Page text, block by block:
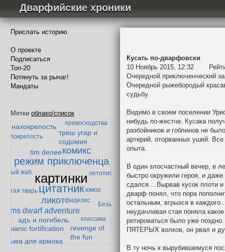
Дварфийские хроники
Прислать историю
О проекте
Подписаться
Топ-20
Потянуть за рычаг!
Мандаты
Метки облако/список
картинки
цитатник
режим приключенца
ликот
комикс
ms dwarf adventure
треш угар и
содомия
tim denee
адъ и погибель
revenge of
the fun
fortification
для армока
монахокрепость
фиделис
классика
теория
превосходства
дварф-параноик
гоблокрепость
юмор
летопись
тварь
жаб
Безымянный
Кусать по-дварфовски
10 Ноябрь 2015, 12:32
Очередной приключенческий
Очередной рыжебородый
судьбу.
Видимо в своем поселении
нибудь по-жестче. Кусака
разбойников и гоблинов не
артерий, оторванных ушей.
опыта.
В один злосчастный вечер, в
быстро окружили героя, и
сдался... Вырвав кусок плоти
дварф понял, что пора
остальным, вгрызся в
неудачливая стая поняла
ретироваться было уже
ПЯТЕРЫХ волков, он рвал и
В ту ночь к вырубившемуся